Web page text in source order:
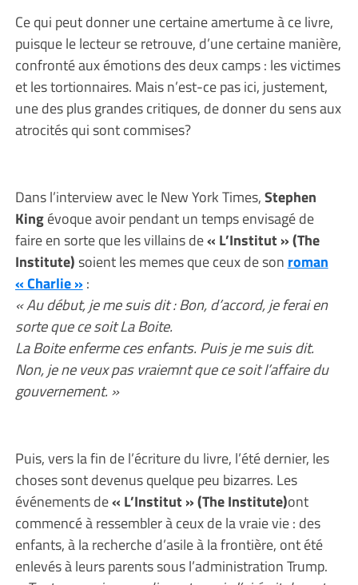
Ce qui peut donner une certaine amertume à ce livre,
puisque le lecteur se retrouve, d’une certaine manière,
confronté aux émotions des deux camps : les victimes
et les tortionnaires. Mais n’est-ce pas ici, justement,
une des plus grandes critiques, de donner du sens aux
atrocités qui sont commises?
Dans l’interview avec le New York Times,Stephen
Kingévoque avoir pendant un temps envisagé de
faire en sorte que les villains de« L’Institut » (The
Institute)soient les memes que ceux de son roman
« Charlie »:
« Au début, je me suis dit : Bon, d’accord, je ferai en
sorte que ce soit La Boite.
La Boite enferme ces enfants. Puis je me suis dit.
Non, je ne veux pas vraiemnt que ce soit l’affaire du
gouvernement. »
Puis, vers la fin de l’écriture du livre, l’été dernier, les
choses sont devenus quelque peu bizarres. Les
événements de« L’Institut » (The Institute)ont
commencé à ressembler à ceux de la vraie vie : des
enfants, à la recherche d’asile à la frontière, ont été
enlevés à leurs parents sous l’administration Trump.